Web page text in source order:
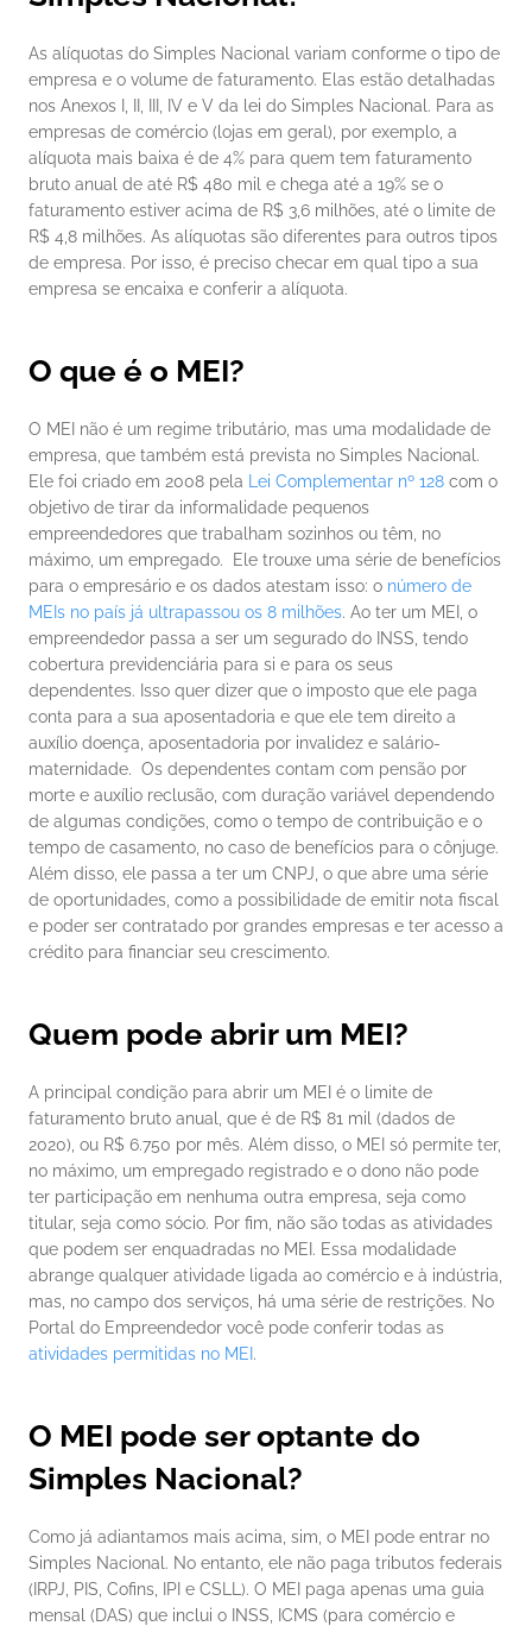
As alíquotas do Simples Nacional variam conforme o tipo de
empresa e o volume de faturamento. Elas estão detalhadas
nos Anexos I, II, III, IV e V da lei do Simples Nacional. Para as
empresas de comércio (lojas em geral), por exemplo, a
alíquota mais baixa é de 4% para quem tem faturamento
bruto anual de até R$ 480 mil e chega até a 19% se o
faturamento estiver acima de R$ 3,6 milhões, até o limite de
R$ 4,8 milhões. As alíquotas são diferentes para outros tipos
de empresa. Por isso, é preciso checar em qual tipo a sua
empresa se encaixa e conferir a alíquota.
O que é o MEI?
O MEI não é um regime tributário, mas uma modalidade de
empresa, que também está prevista no Simples Nacional.
Ele foi criado em 2008 pela
Lei Complementar nº 128 com o
objetivo de tirar da informalidade pequenos
empreendedores que trabalham sozinhos ou têm, no
máximo, um empregado.
Ele trouxe uma série de benefícios
para o empresário e os dados atestam isso: o número de
MEIs no país já ultrapassou os 8 milhões. Ao ter um MEI, o
empreendedor passa a ser um segurado do INSS, tendo
cobertura previdenciária para si e para os seus
dependentes. Isso quer dizer que o imposto que ele paga
conta para a sua aposentadoria e que ele tem direito a
auxílio doença, aposentadoria por invalidez e salário-
maternidade. Os dependentes contam com pensão por
morte e auxílio reclusão, com duração variável dependendo
de algumas condições, como o tempo de contribuição e o
tempo de casamento, no caso de benefícios para o cônjuge.
Além disso, ele passa a ter um CNPJ, o que abre uma série
de oportunidades, como a possibilidade de emitir nota fiscal
e poder ser contratado por grandes empresas e ter acesso a
crédito para financiar seu crescimento.
Quem pode abrir um MEI?
A principal condição para abrir um MEI é o limite de
faturamento bruto anual, que é de R$ 81 mil (dados de
2020), ou R$ 6.750 por mês. Além disso, o MEI só permite ter,
no máximo, um empregado registrado e o dono não pode
ter participação em nenhuma outra empresa, seja como
titular, seja como sócio. Por fim, não são todas as atividades
que podem ser enquadradas no MEI. Essa modalidade
abrange qualquer atividade ligada ao comércio e à indústria,
mas, no campo dos serviços, há uma série de restrições. No
atividades permitidas no MEI .
O MEI pode ser optante do
Simples Nacional?
Como já adiantamos mais acima, sim, o MEI pode entrar no
Simples Nacional. No entanto, ele não paga tributos federais
(IRPJ, PIS, Cofins, IPI e CSLL). O MEI paga apenas uma guia
mensal (DAS) que inclui o INSS, ICMS (para comércio e